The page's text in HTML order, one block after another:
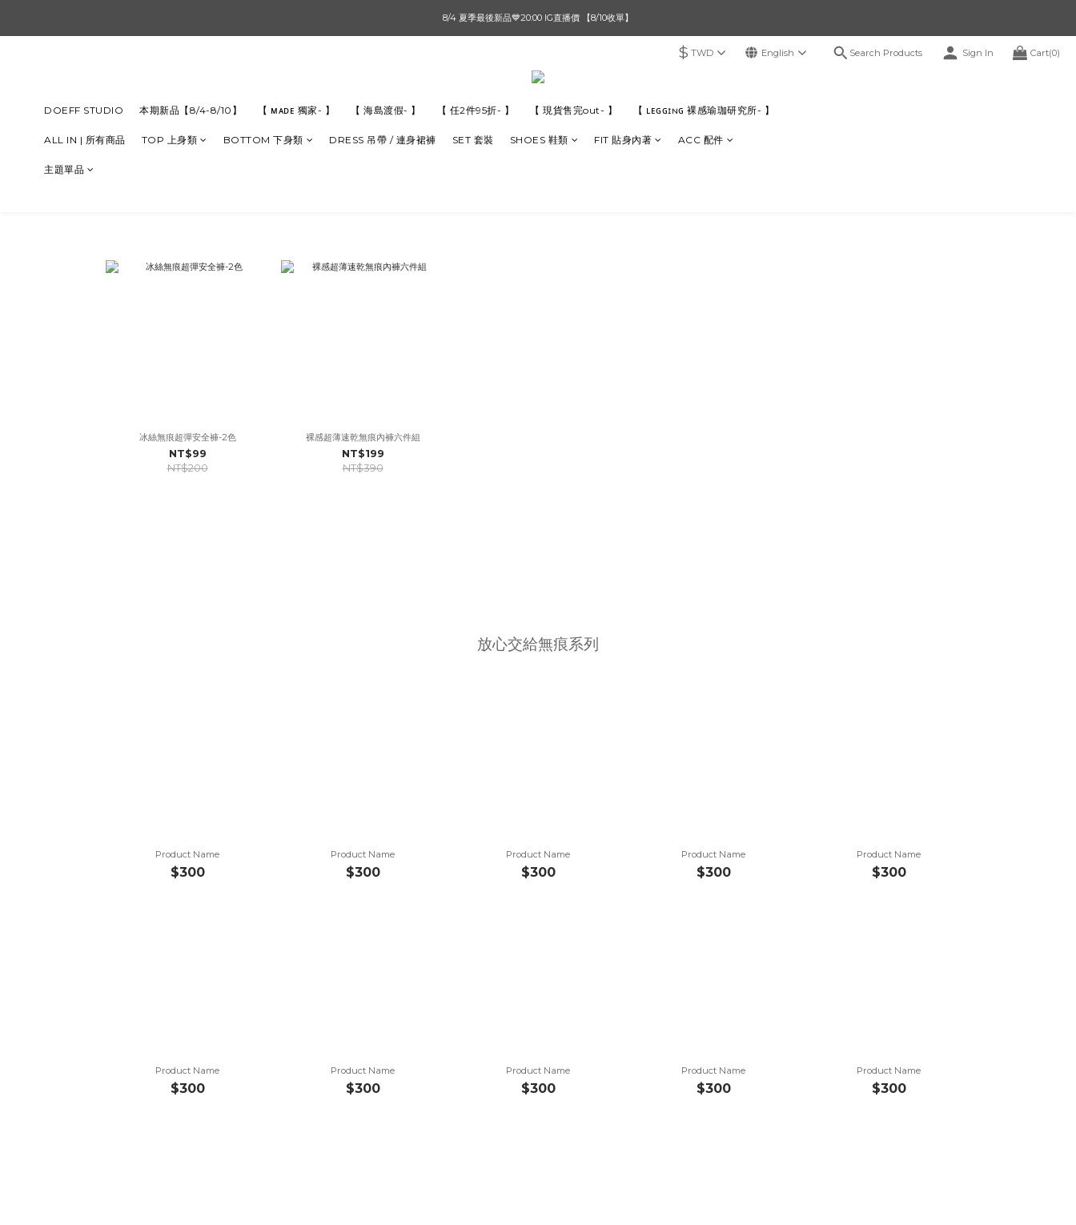
單筆滿$1000【先付款】 / 滿$2000【超取付款】 🚚免運費
8/4 夏季最後新品💙20:00 IG直播價 【8/10收單】
$ TWD English Search Products Sign In Cart(0)
DOEFF STUDIO 本期新品【8/4-8/10】 【 ᴍᴀᴅᴇ 獨家- 】 【 海島渡假- 】 【 任2件95折- 】 【 現貨售完out- 】 【 ʟᴇɢɢɪɴɢ 裸感瑜珈研究所- 】
ALL IN | 所有商品 TOP 上身類 BOTTOM 下身類 DRESS 吊帶 / 連身裙褲 SET 套裝 SHOES 鞋類 FIT 貼身內著 ACC 配件
主題單品
冰絲無痕超彈安全褲-2色
NT$99
NT$200
裸感超薄速乾無痕內褲六件組
NT$199
NT$390
放心交給無痕系列
Product Name
$300
Product Name
$300
Product Name
$300
Product Name
$300
Product Name
$300
Product Name
$300
Product Name
$300
Product Name
$300
Product Name
$300
Product Name
$300